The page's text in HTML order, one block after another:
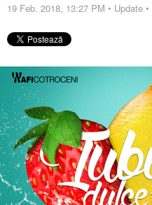
19 Feb. 2018, 13:27 PM • Update •